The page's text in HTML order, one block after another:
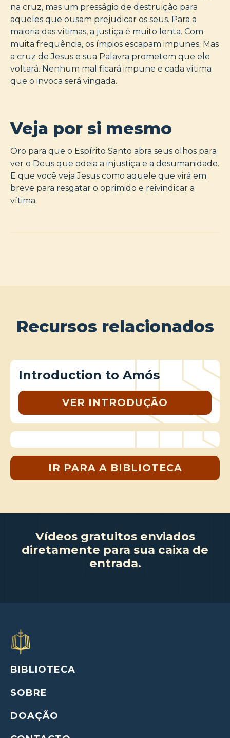
na cruz, mas um presságio de destruição para
aqueles que ousam prejudicar os seus. Para a
maioria das vítimas, a justiça é muito lenta. Com
muita frequência, os ímpios escapam impunes. Mas
a cruz de Jesus e sua Palavra prometem que ele
voltará. Nenhum mal ficará impune e cada vítima
que o invoca será vingada.
Veja por si mesmo
Oro para que o Espírito Santo abra seus olhos para
ver o Deus que odeia a injustiça e a desumanidade.
E que você veja Jesus como aquele que virá em
breve para resgatar o oprimido e reivindicar a
vítima.
Recursos relacionados
Introduction to Amós
VER INTRODUÇÃO
IR PARA A BIBLIOTECA
Vídeos gratuitos enviados
diretamente para sua caixa de
entrada.
BIBLIOTECA
SOBRE
DOAÇÃO